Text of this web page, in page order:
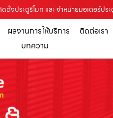
งประตูรีโมท และ จำหน่ายมอเตอร์ปร
ผลงานการให้บริการ ติดต่อเรา
บทความ